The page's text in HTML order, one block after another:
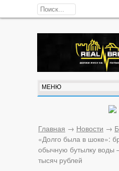
Главная → Новости →
«Долго была в шоке»:
обычную бутылку воды
тысяч рублей